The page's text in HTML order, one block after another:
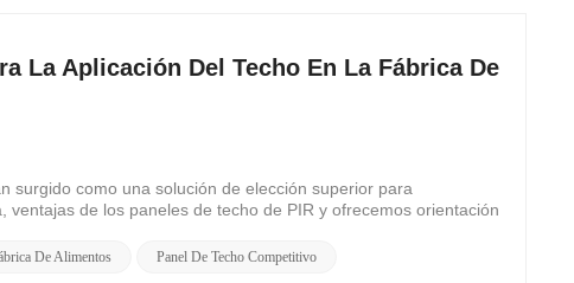
La Aplicación Del Techo En La Fábrica De
surgido como una solución de elección superior para
de los paneles de techo de PIR y ofrecemos orientación
De Alimentos Panel De Techo Competitivo